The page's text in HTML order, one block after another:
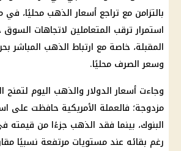
بالتزامن مع تراجع أسعار الذهب محليًا،
استمرار ترقب المتعاملين لاتجاهات
المقبلة، خاصة مع ارتباط الذهب المباشر
وسعر الصرف محليًا.
وجاءت أسعار الدولار والذهب اليوم لتمنح
مزدوجة؛ فالعملة الأمريكية حافظت على
البنوك، بينما فقد الذهب جزءًا من قيمته
رغم بقائه عند مستويات مرتفعة نسبيًا